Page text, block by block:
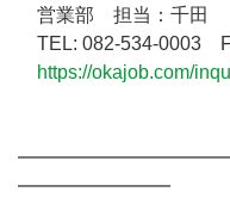
営業部 担当：千田
TEL: 082-534-0003
https://okajob.com/
━━━━━━━━